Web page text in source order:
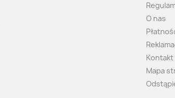
O nas
Kontakt
Mapa